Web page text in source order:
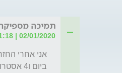
תמיכה מספיקה
02/01/2020 | 11:18 | מאת: גלית